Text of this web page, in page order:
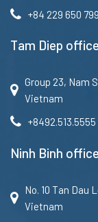
+84 229 650 799
Tam Diep office
Group 23, Nam
Vietnam
+8492.513.5555
Ninh Binh office
No. 10 Tan Dau
Vietnam